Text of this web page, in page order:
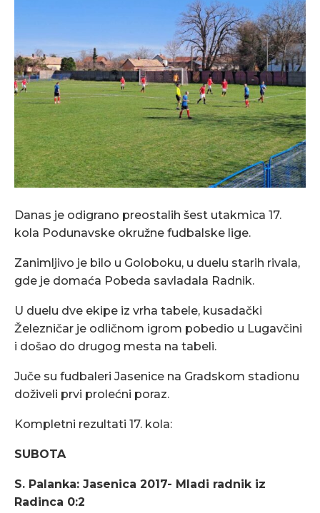
Danas je odigrano preostalih šest utakmica 17.
kola Podunavske okružne fudbalske lige.
Zanimljivo je bilo u Goloboku, u duelu starih rivala,
gde je domaća Pobeda savladala Radnik.
U duelu dve ekipe iz vrha tabele, kusadački
Železničar je odličnom igrom pobedio u Lugavčini
i došao do drugog mesta na tabeli.
Juče su fudbaleri Jasenice na Gradskom stadionu
doživeli prvi prolećni poraz.
Kompletni rezultati 17. kola:
SUBOTA
S. Palanka: Jasenica 2017- Mladi radnik iz
Radinca 0:2